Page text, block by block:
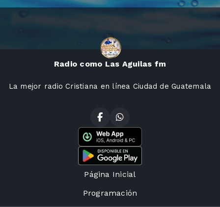
Radio como Las Aguilas fm
La mejor radio Cristiana en línea Ciudad de Guatemala
Página Inicial
Programación